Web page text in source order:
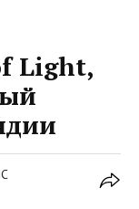
Light,